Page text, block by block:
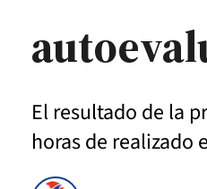
El resultado de la
horas de realizado